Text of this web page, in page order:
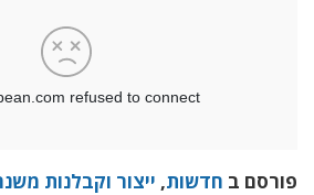
פורסם ב חדשות, ייצור וקבלנות